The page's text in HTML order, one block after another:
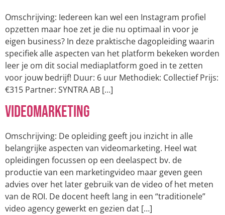
Omschrijving: Iedereen kan wel een Instagram profiel
opzetten maar hoe zet je die nu optimaal in voor je
eigen business? In deze praktische dagopleiding waarin
specifiek alle aspecten van het platform bekeken worden
leer je om dit social mediaplatform goed in te zetten
voor jouw bedrijf! Duur: 6 uur Methodiek: Collectief Prijs:
€315 Partner: SYNTRA AB […]
Videomarketing
Omschrijving: De opleiding geeft jou inzicht in alle
belangrijke aspecten van videomarketing. Heel wat
opleidingen focussen op een deelaspect bv. de
productie van een marketingvideo maar geven geen
advies over het later gebruik van de video of het meten
van de ROI. De docent heeft lang in een “traditionele”
video agency gewerkt en gezien dat […]